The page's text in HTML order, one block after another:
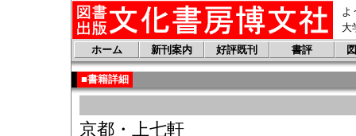
よ
大
ホーム
新刊案内 好評既刊 書評
■書籍詳細
京都・上七軒